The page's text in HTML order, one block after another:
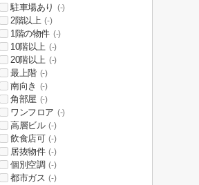
駐車場あり (-)
2階以上 (-)
1階の物件 (-)
10階以上 (-)
20階以上 (-)
最上階 (-)
南向き (-)
角部屋 (-)
ワンフロア (-)
高層ビル (-)
飲食店可 (-)
居抜物件 (-)
個別空調 (-)
都市ガス (-)